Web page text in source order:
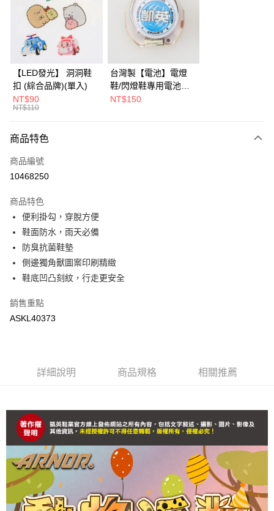
街口支付
全盈+PAY
AFTEE先享後付
相關說明
【關於「AFTEE先享後付」】
AFTEE先享後付是「在收到商品之後才付款」的支付方式。 讓您購物簡單
２．便利：只要手機號碼，簡訊認證，即可結帳。
【「AFTEE先享後付」結帳流程】
２．訂單成立數日內，您將收到繳費通知簡訊。
３．收到繳費通知簡訊後14天內，點擊此簡訊中的連結，可透過四大超商／
ATM／網路銀行／等多元方式進行付款，方視為交易完成。
※ 請注意：結帳手續完成當下不需立刻繳費，但若您需要取消訂單，請聯絡
購買商品的店家。未經商家同意取消之訂單仍視為有效，需透過AFTEE先享
後付繳納相關費用。
※ 交易是否成功請以「AFTEE先享後付 」之結帳頁面顯示為準，若有關於
是否繳費成功／繳費後需取消欲退款等相關疑問，請聯繫「AFTEE先享後付
【注意事項】
https://aftee.tw/terms/#terms3
４．使用「AFTEE先享後付」時，將依據個別帳號之用戶狀況，依本公司即
時審查核予不同之上限額度；若仍有額度不足之情形，本公司將視審查結果
請求用戶進行身份認證。
５．嚴禁一人註冊多個帳號或使用他人資訊註冊。若發現惡意使用之情形，
恩沛科技股份有限公司將有權停止該用戶之使用額度並採取法律行動。
ATM付款
運送方式
付款後全家取貨
每筆NT$90，滿NT$799(含以上)免運費
每筆NT$9,999，滿NT$7,999(含以上)免運費
付款後7-11取貨(追蹤碼前面加上868再查詢)
每筆NT$90，滿NT$799(含以上)免運費
宅配運費
【LED發光】 洞洞鞋
扣 (綜合品牌)(單入)
NT$90
NT$110
台灣製【電池】電燈
鞋/閃燈鞋專用電池
KS-CR1632 (2入)
NT$150
商品特色
商品編號
10468250
商品特色
便利掛勾，穿脫方便
鞋面防水，雨天必備
防臭抗菌鞋墊
側邊獨角獸圖案印刷精緻
鞋底凹凸刻紋，行走更安全
銷售重點
ASKL40373
詳細說明 商品規格 相關推薦